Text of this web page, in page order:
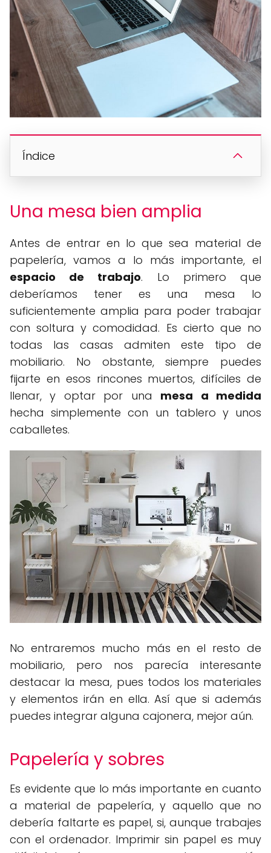
Índice
Una mesa bien amplia
Antes de entrar en lo que sea material de
papelería, vamos a lo más importante, el
espacio de trabajo. Lo primero que
deberíamos tener es una mesa lo
suficientemente amplia para poder trabajar
con soltura y comodidad. Es cierto que no
todas las casas admiten este tipo de
mobiliario. No obstante, siempre puedes
fijarte en esos rincones muertos, difíciles de
llenar, y optar por una mesa a medida
hecha simplemente con un tablero y unos
caballetes.
No entraremos mucho más en el resto de
mobiliario, pero nos parecía interesante
destacar la mesa, pues todos los materiales
y elementos irán en ella. Así que si además
puedes integrar alguna cajonera, mejor aún.
Papelería y sobres
Es evidente que lo más importante en cuanto
a material de papelería, y aquello que no
debería faltarte es papel, si, aunque trabajes
con el ordenador. Imprimir sin papel es muy